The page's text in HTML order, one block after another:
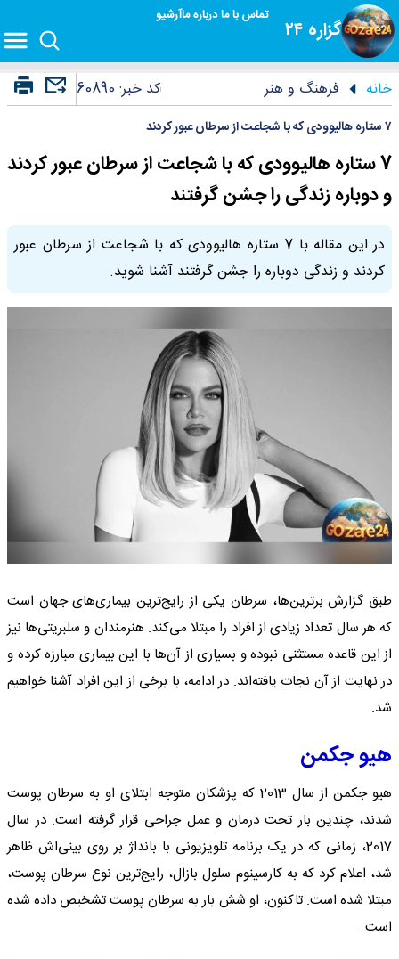
گزاره ۲۴
تماس با مادرباره ماآرشیو
خانه فرهنگ و هنر کد خبر: 60890
۷ ستاره هالیوودی که با شجاعت از سرطان عبور کردند
7 ستاره هالیوودی که با شجاعت از سرطان عبور کردند
و دوباره زندگی را جشن گرفتند
در این مقاله با 7 ستاره هالیوودی که با شجاعت از سرطان عبور
کردند و زندگی دوباره را جشن گرفتند آشنا شوید.
طبق گزارش برترین‌ها، سرطان یکی از رایج‌ترین بیماری‌های جهان است
که هر سال تعداد زیادی از افراد را مبتلا می‌کند. هنرمندان و سلبریتی‌ها نیز
از این قاعده مستثنی نبوده و بسیاری از آن‌ها با این بیماری مبارزه کرده و
در نهایت از آن نجات یافته‌اند. در ادامه، با برخی از این افراد آشنا خواهیم
شد.
هیو جکمن
هیو جکمن از سال 2013 که پزشکان متوجه ابتلای او به سرطان پوست
شدند، چندین بار تحت درمان و عمل جراحی قرار گرفته است. در سال
2017، زمانی که در یک برنامه تلویزیونی با بانداژ بر روی بینی‌اش ظاهر
شد، اعلام کرد که به کارسینوم سلول بازال، رایج‌ترین نوع سرطان پوست،
مبتلا شده است. تاکنون، او شش بار به سرطان پوست تشخیص داده شده
است.